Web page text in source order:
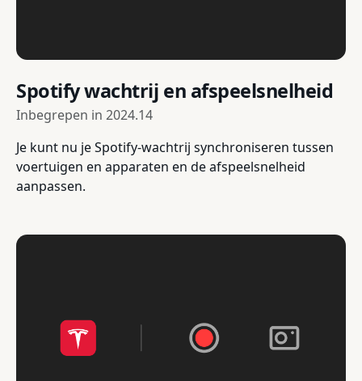
Spotify wachtrij en afspeelsnelheid
Inbegrepen in 2024.14
Je kunt nu je Spotify-wachtrij synchroniseren tussen
voertuigen en apparaten en de afspeelsnelheid
aanpassen.